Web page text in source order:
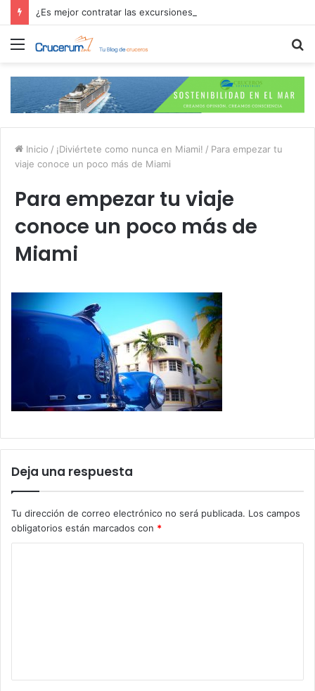
Menú
Inicio / ¡Diviértete como nunca en Miami! / Para empezar tu
viaje conoce un poco más de Miami
Para empezar tu viaje
conoce un poco más de
Miami
Deja una respuesta
Tu dirección de correo electrónico no será publicada. Los campos
obligatorios están marcados con *
a